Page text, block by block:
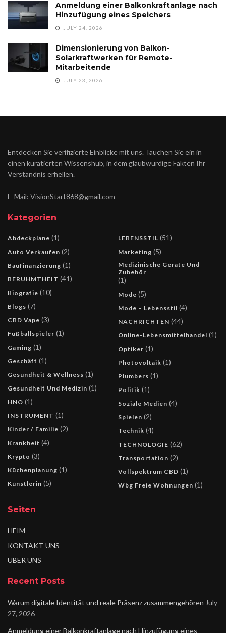
Anmeldung einer Balkonkraftanlage nach
Hinzufügung eines Speichers
JULY 24, 2026
Dimensionierung von Balkon-
Solarkraftwerken für Remote-
Mitarbeitende
JULY 23, 2026
Entdecken Sie verifizierte Einblicke mit uns. Tauchen Sie ein in
einen kuratierten Wissenshub, in dem glaubwürdige Fakten Ihr
Verständnis erhellen.
E-Mail: VisionStart868@gmail.com
Kategorien
Abdeckplane (1)
Auto Verkaufen (2)
Baufinanzierung (1)
BERUHMTHEIT (41)
Biografie (10)
Blogs (7)
CBD Vape (3)
Fußballspieler (1)
Gaming (1)
Geschäft (1)
Gesundheit & Wellness (1)
Gesundheit Und Medizin (1)
HNO (1)
INSTRUMENT (1)
Kinder / Familie (2)
Krankheit (4)
Krypto (3)
Küchenplanung (1)
Künstlerin (5)
LEBENSSTIL (51)
Marketing (5)
Medizinische Geräte Und
Zubehör
(1)
Mode (5)
Mode – Lebensstil (4)
NACHRICHTEN (44)
Online-Lebensmittelhandel (1)
Optiker (1)
Photovoltaik (1)
Plumbers (1)
Politik (1)
Soziale Medien (4)
Spielen (2)
Technik (4)
TECHNOLOGIE (62)
Transportation (2)
Vollspektrum CBD (1)
Wbg Freie Wohnungen (1)
Seiten
HEIM
KONTAKT-UNS
ÜBER UNS
Recent Posts
Warum digitale Identität und reale Präsenz zusammengehören July
27, 2026
Anmeldung einer Balkonkraftanlage nach Hinzufügung eines